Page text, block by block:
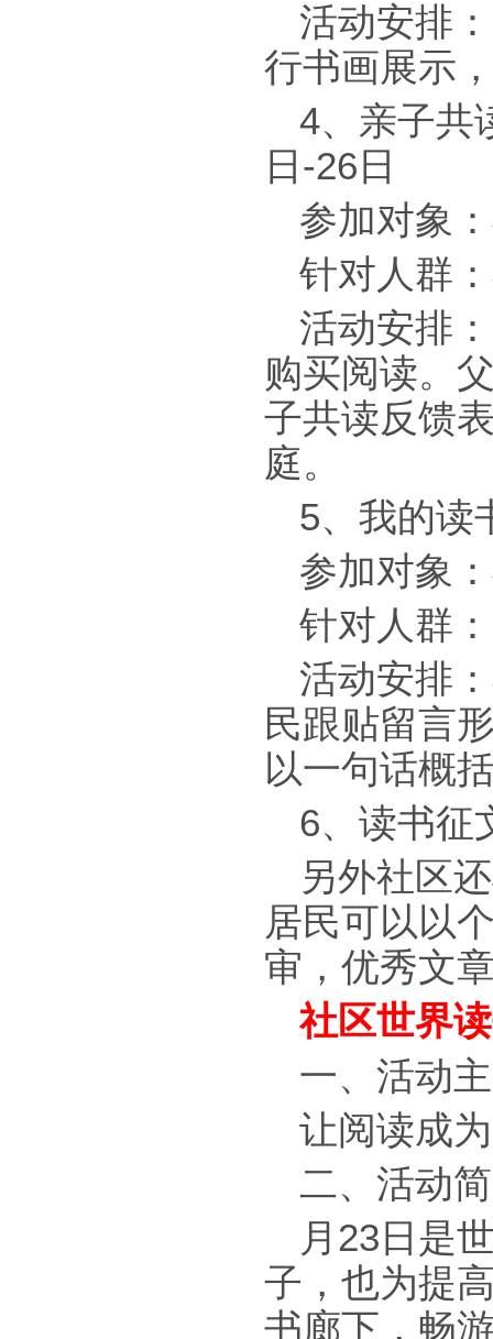
活动安排
行书画展示
4、亲子共
日-26日
参加对象
针对人群
活动安排
购买阅读。
子共读反馈
庭。
5、我的读
参加对象
针对人群
活动安排
民跟贴留言
以一句话概
6、读书征
另外社区
居民可以以
审，优秀文
社区世界
一、活动
让阅读成
二、活动
月23日是
子，也为提
书廊下，畅